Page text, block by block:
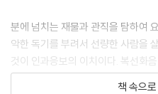
47. 굴원屈原과 송옥宋玉의 사부
48. 선진先秦 이전과 한漢·위魏 시
49. 장부張溥의 《한위육조백삼가
50. 진晉나라 사람들의 청담淸談을
분에 넘치는 재물과 관직을 탐하여
악한 독기를 부려서 선량한 사람을
것이 인과응보의 이치이다. 복선화
것이다.
책 속으